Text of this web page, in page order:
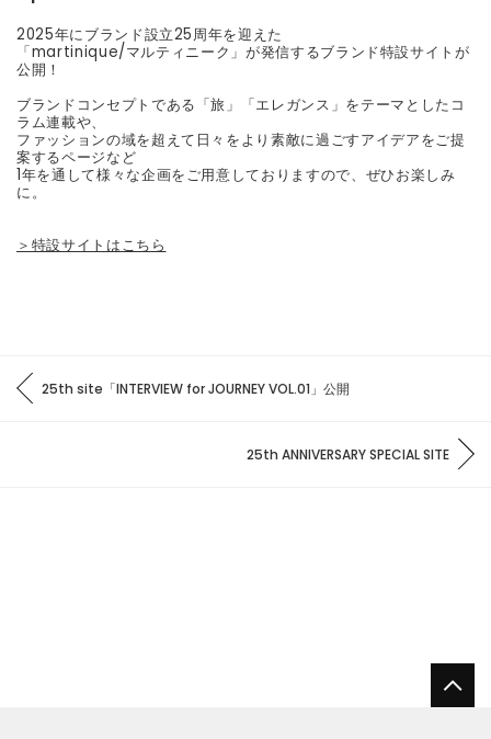
2025年にブランド設立25周年を迎えた
「martinique/マルティニーク」が発信するブランド特設サイトが
公開！
ブランドコンセプトである「旅」「エレガンス」をテーマとしたコ
ラム連載や、
ファッションの域を超えて日々をより素敵に過ごすアイデアをご提
案するページなど
1年を通して様々な企画をご用意しておりますので、ぜひお楽しみ
に。
＞特設サイトはこちら
25th site「INTERVIEW for JOURNEY VOL.01」公開
25th ANNIVERSARY SPECIAL SITE